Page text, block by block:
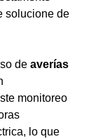
solucione de
de averías
monitoreo
lo que